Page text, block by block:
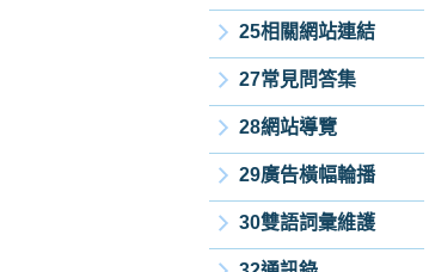
25相關網站連結
27常見問答集
28網站導覽
29廣告橫幅輪播
30雙語詞彙維護